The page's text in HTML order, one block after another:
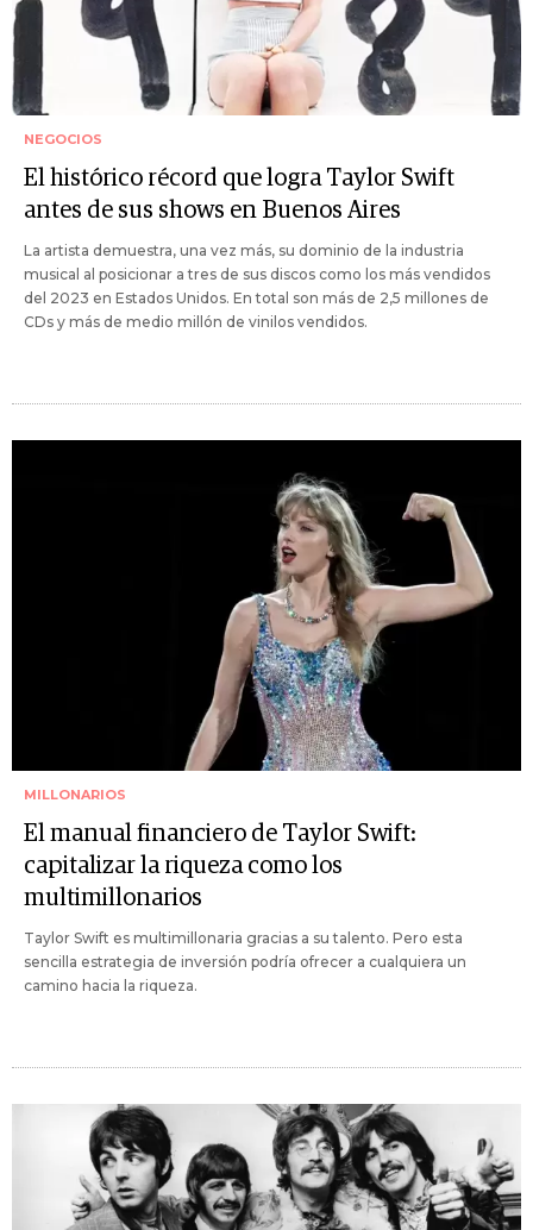
NEGOCIOS
El histórico récord que logra Taylor Swift
antes de sus shows en Buenos Aires
La artista demuestra, una vez más, su dominio de la industria
musical al posicionar a tres de sus discos como los más vendidos
del 2023 en Estados Unidos. En total son más de 2,5 millones de
CDs y más de medio millón de vinilos vendidos.
MILLONARIOS
El manual financiero de Taylor Swift:
capitalizar la riqueza como los
multimillonarios
Taylor Swift es multimillonaria gracias a su talento. Pero esta
sencilla estrategia de inversión podría ofrecer a cualquiera un
camino hacia la riqueza.